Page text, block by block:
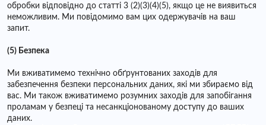
обробки відповідно до статті 3 (2)(3)(4)(5), якщо це не виявиться
неможливим. Ми повідомимо вам цих одержувачів на ваш
запит.
(5) Безпека
Ми вживатимемо технічно обґрунтованих заходів для
забезпечення безпеки персональних даних, які ми збираємо від
вас. Ми також вживатимемо розумних заходів для запобігання
проламам у безпеці та несанкціонованому доступу до ваших
даних.